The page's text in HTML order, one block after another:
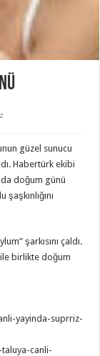
güzel sunucu
Habertürk ekibi
doğum günü
şarkısını çaldı.
ile birlikte doğum
yayinda-suprriz-
canli-